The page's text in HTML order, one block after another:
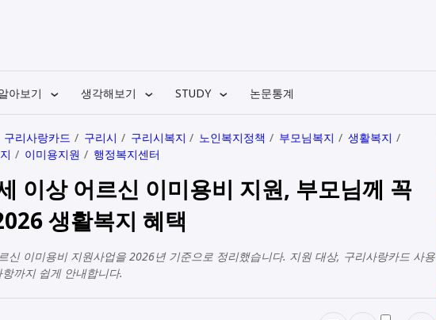
아보기 생각해보기 STUDY 논문통계
구리사랑카드 구리시 구리시복지 노인복지정책 부모님복지
생활복지
이미용지원 행정복지센터
이상 어르신 이미용비 지원, 부모님께 꼭
생활복지 혜택
신 이미용비 지원사업을 2026년 기준으로 정리했습니다. 지원 대상, 구리사랑카드 사용
까지 쉽게 안내합니다.